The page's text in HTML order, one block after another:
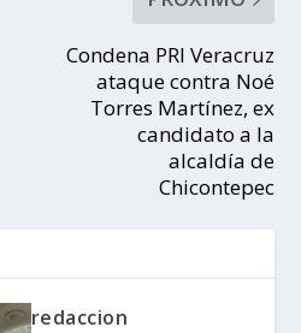
Condena PRI Veracruz
ataque contra Noé
Torres Martínez, ex
candidato a la
alcaldía de
Chicontepec
redaccion